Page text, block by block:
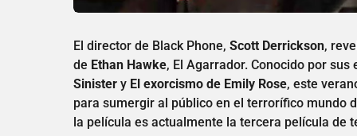
El director de Black Phone, Scott Derrickson,
de Ethan Hawke, El Agarrador. Conocido por
Sinister y El exorcismo de Emily Rose, este
para sumergir al público en el terrorífico mundo
la película es actualmente la tercera película de